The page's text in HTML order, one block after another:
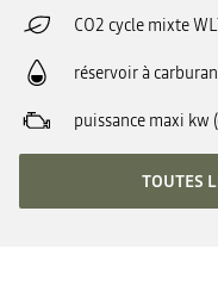
CO2 cycle mixte
réservoir à
puissance maxi kw
TOUTES